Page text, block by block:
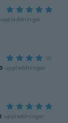
uppladdningar
uppladdningar
uppladdningar